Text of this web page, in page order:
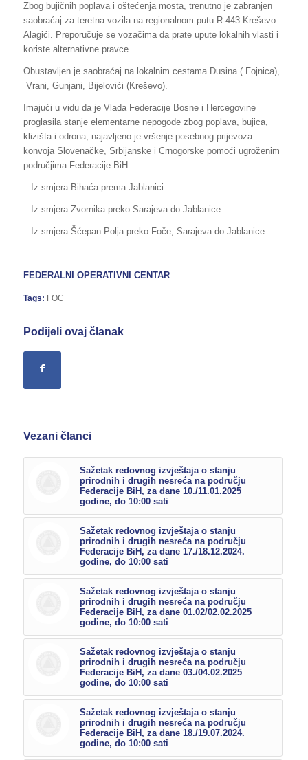
Zbog bujičnih poplava i oštećenja mosta, trenutno je zabranjen
saobraćaj za teretna vozila na regionalnom putu R-443 Kreševo–
Alagići. Preporučuje se vozačima da prate upute lokalnih vlasti i
koriste alternativne pravce.
Obustavljen je saobraćaj na lokalnim cestama Dusina ( Fojnica),
Vrani, Gunjani, Bijelovići (Kreševo).
Imajući u vidu da je Vlada Federacije Bosne i Hercegovine
proglasila stanje elementarne nepogode zbog poplava, bujica,
klizišta i odrona, najavljeno je vršenje posebnog prijevoza
konvoja Slovenačke, Srbijanske i Crnogorske pomoći ugroženim
područjima Federacije BiH.
– Iz smjera Bihaća prema Jablanici.
– Iz smjera Zvornika preko Sarajeva do Jablanice.
– Iz smjera Šćepan Polja preko Foče, Sarajeva do Jablanice.
FEDERALNI OPERATIVNI CENTAR
Tags: FOC
Podijeli ovaj članak
Vezani članci
Sažetak redovnog izvještaja o stanju
prirodnih i drugih nesreća na području
Federacije BiH, za dane 10./11.01.2025
godine, do 10:00 sati
Sažetak redovnog izvještaja o stanju
prirodnih i drugih nesreća na području
Federacije BiH, za dane 17./18.12.2024.
godine, do 10:00 sati
Sažetak redovnog izvještaja o stanju
prirodnih i drugih nesreća na području
Federacije BiH, za dane 01.02/02.02.2025
godine, do 10:00 sati
Sažetak redovnog izvještaja o stanju
prirodnih i drugih nesreća na području
Federacije BiH, za dane 03./04.02.2025
godine, do 10:00 sati
Sažetak redovnog izvještaja o stanju
prirodnih i drugih nesreća na području
Federacije BiH, za dane 18./19.07.2024.
godine, do 10:00 sati